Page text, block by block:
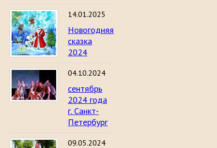
14.01.2025
Новогодняя
сказка
2024
04.10.2024
сентябрь
2024 года
г. Санкт-
Петербург
09.05.2024